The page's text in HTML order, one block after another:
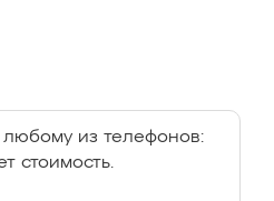
из телефонов:
стоимость.